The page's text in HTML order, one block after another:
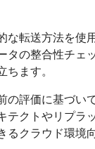
な転送方法を
タの整合性チ
ます。
の評価に基づい
テクトやリプ
クラウド環境